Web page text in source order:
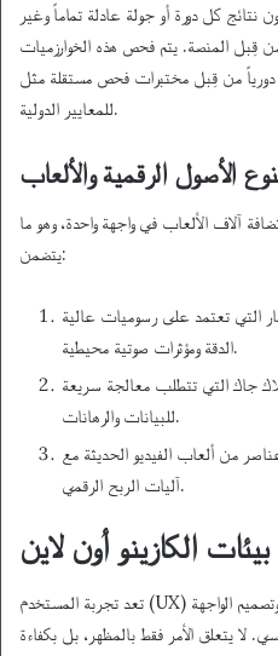
كل دورة أو جولة عادلة تماماً وغير
المنصة. يتم فحص هذه الخوارزميات
دورياً من قِبل مختبرات فحص مستقلة مثل eCOGRA للتأكد من امتثالها
للمعايير الدولية.
الأصول الرقمية والألعاب
آلاف الألعاب في واجهة واحدة، وهو ما
يتضمن:
التي تعتمد على رسوميات عالية
الدقة ومؤثرات صوتية محيطية.
جاك التي تتطلب معالجة سريعة
للبيانات والرهانات.
من ألعاب الفيديو الحديثة مع
آليات الربح الرقمي.
الكازينو أون لاين
تعد تجربة المستخدم (UX) وتصميم الواجهة (UI) من أهم العوامل التي تحدد مدى
لا يتعلق الأمر فقط بالمظهر، بل بكفاءة